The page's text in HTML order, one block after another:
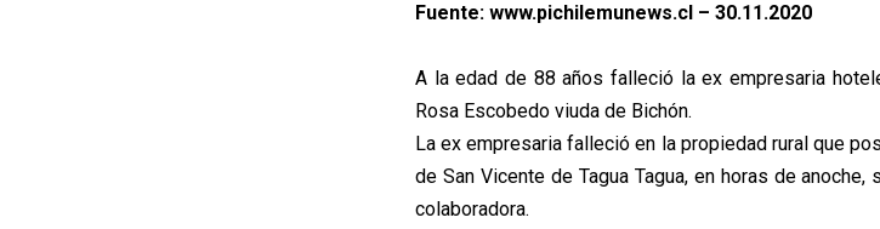
Fuente: www.pichilemunews.cl – 30.11.2020
A la edad de 88 años falleció la ex empresaria
Rosa Escobedo viuda de Bichón.
La ex empresaria falleció en la propiedad rural que
de San Vicente de Tagua Tagua, en horas de
colaboradora.